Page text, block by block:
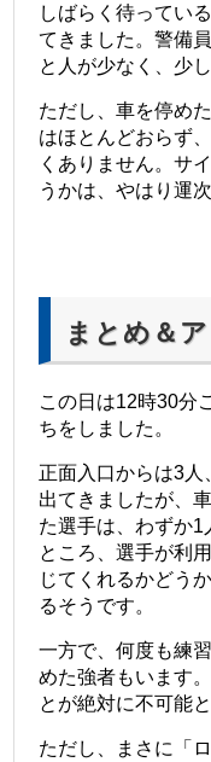
しばらく待ってい
てきました。警備
と人が少なく、少
ただし、車を停め
はほとんどおらず
くありません。サ
うかは、やはり運
まとめ＆
この日は12時30分
ちをしました。
正面入口からは3
出てきましたが、
た選手は、わずか1
ところ、選手が利
じてくれるかどう
るそうです。
一方で、何度も練
めた強者もいます
とが絶対に不可能
ただし、まさに「